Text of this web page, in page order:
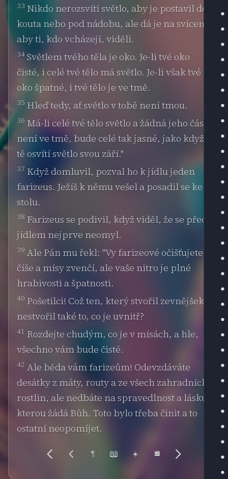
33 Nikdo nerozsvítí světlo, aby je postavil do
kouta nebo pod nádobu, ale dá je na svícen,
aby ti, kdo vcházejí, viděli.
34Světlem tvého těla je oko. Je-li tvé oko
čisté, i celé tvé tělo má světlo. Je-li však tvé
oko špatné, i tvé tělo je ve tmě.
35 Hleď tedy, ať světlo v tobě není tmou.
36 Má-li celé tvé tělo světlo a žádná jeho část
není ve tmě, bude celé tak jasné, jako když
tě osvítí světlo svou září."
37 Když domluvil, pozval ho k jídlu jeden
farizeus. Ježíš k němu vešel a posadil se ke
stolu.
38 Farizeus se podivil, když viděl, že se před
jídlem nejprve neomyl.
39 Ale Pán mu řekl: "Vy farizeové očišťujete
číše a mísy zvenčí, ale vaše nitro je plné
hrabivosti a špatnosti.
40 Pošetilci! Což ten, který stvořil zevnějšek,
nestvořil také to, co je uvnitř?
41 Rozdejte chudým, co je v mísách, a hle,
všechno vám bude čisté.
42 Ale běda vám farizeům! Odevzdáváte
desátky z máty, routy a ze všech zahradních
rostlin, ale nedbáte na spravedlnost a lásku,
kterou žádá Bůh. Toto bylo třeba činit a to
ostatní neopomíjet.
¶ 📖 ☀️ 🔲